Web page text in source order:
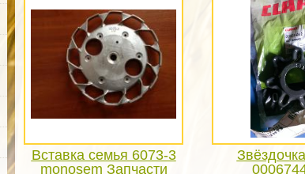
Вставка семья 6073-3
monosem Запчасти